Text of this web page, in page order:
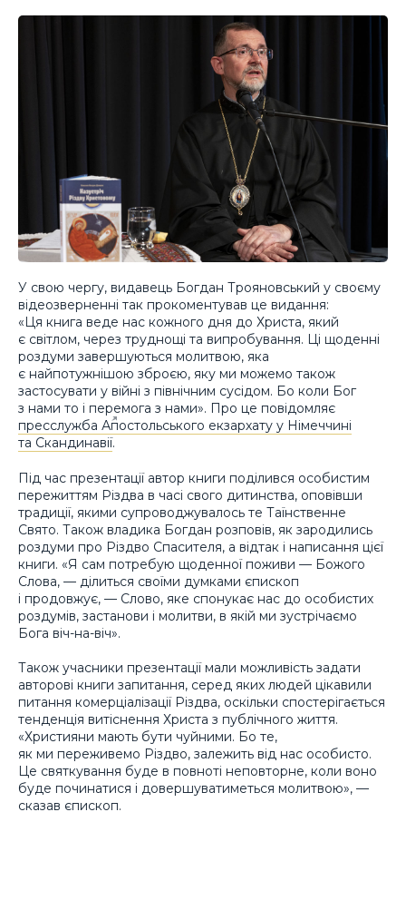
У свою чергу, видавець Богдан Трояновський у своєму
відеозверненні так прокоментував це видання:
«Ця книга веде нас кожного дня до Христа, який
є світлом, через труднощі та випробування. Ці щоденні
роздуми завершуються молитвою, яка
є найпотужнішою зброєю, яку ми можемо також
застосувати у війні з північним сусідом. Бо коли Бог
з нами то і перемога з нами». Про це повідомляє
пресслужба Апостольського екзархату у Німеччині
та Скандинавії.
Під час презентації автор книги поділився особистим
пережиттям Різдва в часі свого дитинства, оповівши
традиції, якими супроводжувалось те Таїнственне
Свято. Також владика Богдан розповів, як зародились
роздуми про Різдво Спасителя, а відтак і написання цієї
книги. «Я сам потребую щоденної поживи — Божого
Слова, — ділиться своїми думками єпископ
і продовжує, — Слово, яке спонукає нас до особистих
роздумів, застанови і молитви, в якій ми зустрічаємо
Бога віч-на-віч».
Також учасники презентації мали можливість задати
авторові книги запитання, серед яких людей цікавили
питання комерціалізації Різдва, оскільки спостерігається
тенденція витіснення Христа з публічного життя.
«Християни мають бути чуйними. Бо те,
як ми переживемо Різдво, залежить від нас особисто.
Це святкування буде в повноті неповторне, коли воно
буде починатися і довершуватиметься молитвою», —
сказав єпископ.